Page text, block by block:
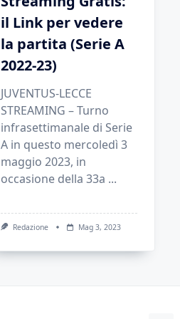
il Link per vedere
la partita (Serie A
2022-23)
JUVENTUS-LECCE
STREAMING – Turno
infrasettimanale di Serie
A in questo mercoledì 3
maggio 2023, in
occasione della 33a ...
Redazione Mag 3, 2023